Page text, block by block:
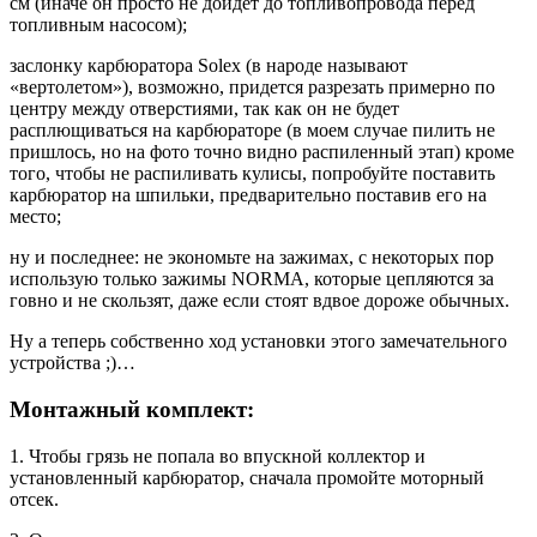
топливным насосом);
заслонку карбюратора Solex (в народе называют
«вертолетом»), возможно, придется разрезать примерно по
центру между отверстиями, так как он не будет
расплющиваться на карбюраторе (в моем случае пилить не
пришлось, но на фото точно видно распиленный этап) кроме
того, чтобы не распиливать кулисы, попробуйте поставить
карбюратор на шпильки, предварительно поставив его на
место;
ну и последнее: не экономьте на зажимах, с некоторых пор
использую только зажимы NORMA, которые цепляются за
говно и не скользят, даже если стоят вдвое дороже обычных.
Ну а теперь собственно ход установки этого замечательного
устройства ;)…
Монтажный комплект:
1. Чтобы грязь не попала во впускной коллектор и
установленный карбюратор, сначала промойте моторный
отсек.